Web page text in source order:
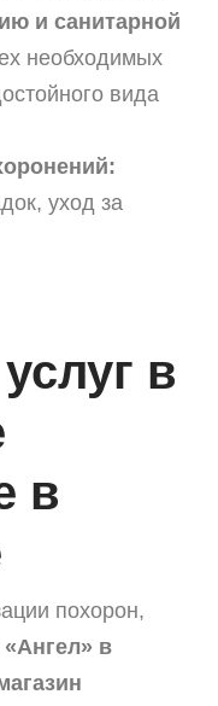
и санитарной
необходимых
вида
уход за
в
в
похорон,
«Ангел» в